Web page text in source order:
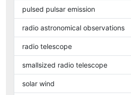
pulsed pulsar emission
radio astronomical observations
radio telescope
smallsized radio telescope
solar wind